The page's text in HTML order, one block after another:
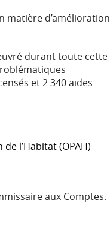
matière d’amélioration
durant toute cette
et 2 340 aides
l’Habitat (OPAH)
aux Comptes.